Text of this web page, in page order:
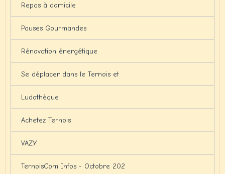
Repas à domicile
Pauses Gourmandes
Rénovation énergétique
Se déplacer dans le Ternois et
Ludothèque
Achetez Ternois
VAZY
TernoisCom Infos - Octobre 202